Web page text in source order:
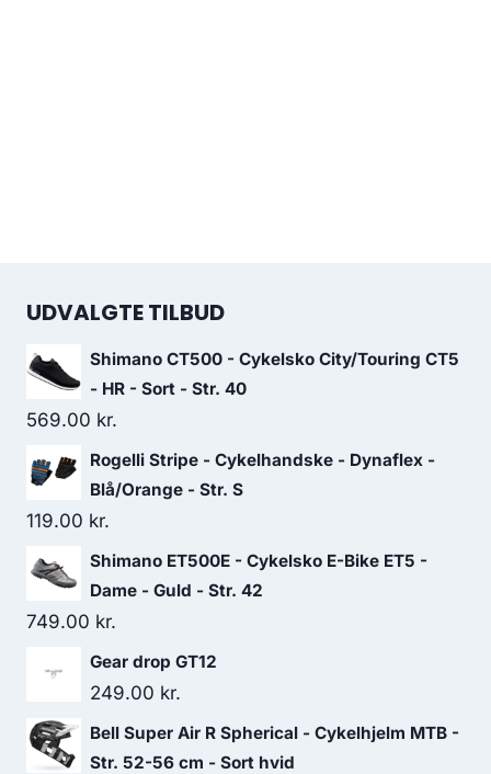
UDVALGTE TILBUD
Shimano CT500 - Cykelsko City/Touring CT5
- HR - Sort - Str. 40
569.00 kr.
Rogelli Stripe - Cykelhandske - Dynaflex -
Blå/Orange - Str. S
119.00 kr.
Shimano ET500E - Cykelsko E-Bike ET5 -
Dame - Guld - Str. 42
749.00 kr.
Gear drop GT12
249.00 kr.
Bell Super Air R Spherical - Cykelhjelm MTB -
Str. 52-56 cm - Sort hvid